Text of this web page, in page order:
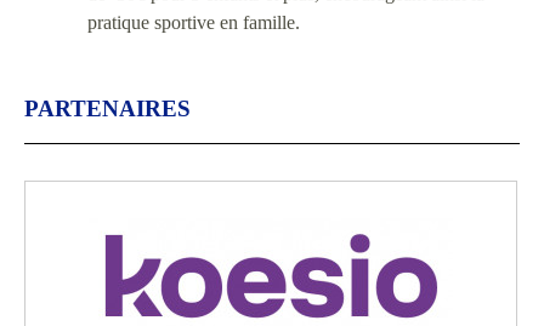
pratique sportive en famille.
PARTENAIRES